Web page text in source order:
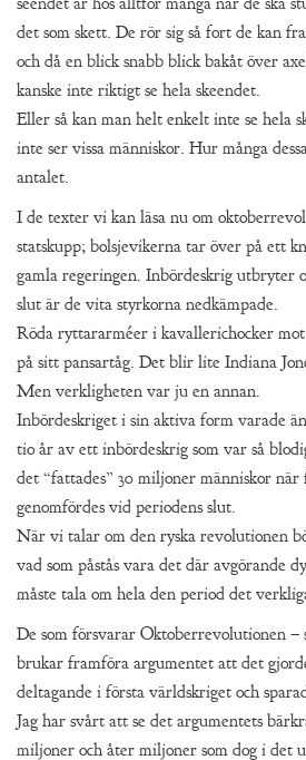
det som skett. De rör sig så fort de kan
och då en blick snabb blick bakåt över
kanske inte riktigt se hela skeendet.
Eller så kan man helt enkelt inte se hela
inte ser vissa människor. Hur många
antalet.
I de texter vi kan läsa nu om
statskupp; bolsjevikerna tar över på ett
gamla regeringen. Inbördeskrig utbryter
slut är de vita styrkorna nedkämpade.
Röda ryttararméer i kavallerichocker
på sitt pansartåg. Det blir lite Indiana
Men verkligheten var ju en annan.
Inbördeskriget i sin aktiva form varade
tio år av ett inbördeskrig som var så
det “fattades” 30 miljoner människor
genomfördes vid periodens slut.
När vi talar om den ryska revolutionen
vad som påstås vara det där avgörande
måste tala om hela den period det
De som försvarar Oktoberrevolutionen
brukar framföra argumentet att det
deltagande i första världskriget och
Jag har svårt att se det argumentets
miljoner och åter miljoner som dog i det